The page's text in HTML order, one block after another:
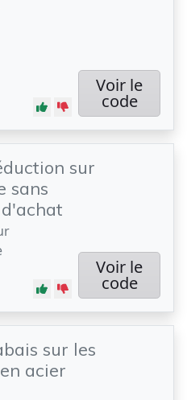
Voir le
code
sur
sans
Voir le
code
sur les
acier